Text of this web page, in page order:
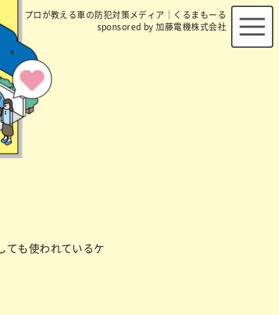
プロが教える車の防犯対策メディア｜くるまもーる
sponsored by 加藤電機株式会社
ても使われているケ